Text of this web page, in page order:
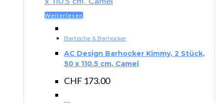
Weiterlesen
Bartische & Barhocker
AC Design Barhocker Kimmy, 2 Stück,
50 x 110.5 cm, Camel
CHF 173.00